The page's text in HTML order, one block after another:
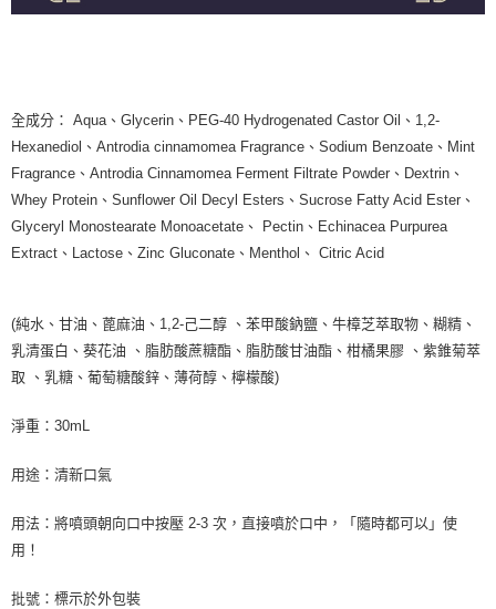
全成分： Aqua、Glycerin、PEG-40 Hydrogenated Castor Oil、1,2-
Hexanediol、Antrodia cinnamomea Fragrance、Sodium Benzoate、Mint
Fragrance、Antrodia Cinnamomea Ferment Filtrate Powder、Dextrin、
Whey Protein、Sunflower Oil Decyl Esters、Sucrose Fatty Acid Ester、
Glyceryl Monostearate Monoacetate、 Pectin、Echinacea Purpurea
Extract、Lactose、Zinc Gluconate、Menthol、 Citric Acid
(純水、甘油、蓖麻油、1,2-己二醇 、苯甲酸鈉鹽、牛樟芝萃取物、糊精、
乳清蛋白、葵花油 、脂肪酸蔗糖酯、脂肪酸甘油酯、柑橘果膠 、紫錐菊萃
取 、乳糖、葡萄糖酸鋅、薄荷醇、檸檬酸)
淨重：30mL
用途：清新口氣
用法：將噴頭朝向口中按壓 2-3 次，直接噴於口中，「隨時都可以」使
用！
批號：標示於外包裝